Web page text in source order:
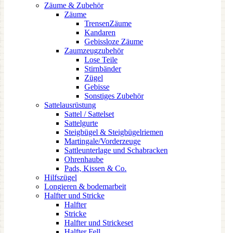
Zäume & Zubehör
Zäume
TrensenZäume
Kandaren
Gebissloze Zäume
Zaumzeugzubehör
Lose Teile
Stirnbänder
Zügel
Gebisse
Sonstiges Zubehör
Sattelausrüstung
Sattel / Sattelset
Sattelgurte
Steigbügel & Steigbügelriemen
Martingale/Vorderzeuge
Sattleunterlage und Schabracken
Ohrenhaube
Pads, Kissen & Co.
Hilfszügel
Longieren & bodemarbeit
Halfter und Stricke
Halfter
Stricke
Halfter und Strickeset